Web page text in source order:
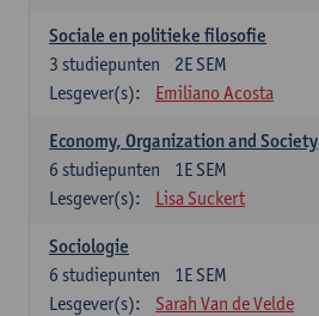
Sociale en politieke filosofie
2E SEM
3 studiepunten
Lesgever(s):
Emiliano Acosta
Economy, Organization and Society
1E SEM
6 studiepunten
Lesgever(s):
Lisa Suckert
Sociologie
1E SEM
6 studiepunten
Lesgever(s):
Sarah Van de Velde